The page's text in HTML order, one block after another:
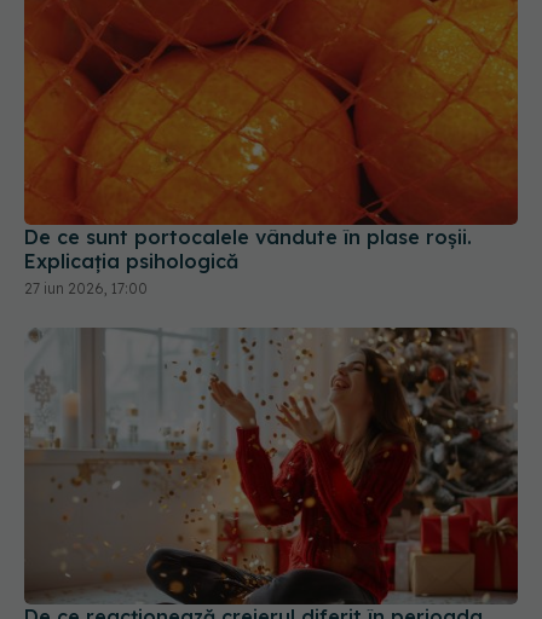
De ce sunt portocalele vândute în plase roșii.
Explicația psihologică
27 iun 2026, 17:00